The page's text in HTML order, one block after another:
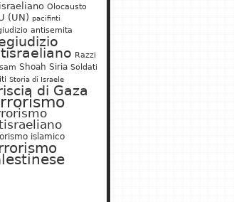
Olocausto
(UN) pacifinti
antisemita
Razzi
Shoah Siria Soldati
Storia di Israele
di Gaza
islamico